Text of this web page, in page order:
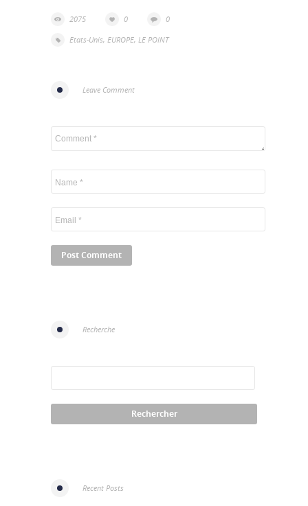
2075 0
0
Etats-Unis, EUROPE, LE POINT
Leave Comment
Recherche
Recent Posts